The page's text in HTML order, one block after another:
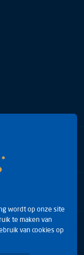
wordt op onze site
te maken van
van cookies op